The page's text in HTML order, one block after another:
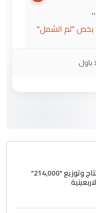
يخص "لم الشمل"
لانضمام
4
متزوج و
بغداد أرغب في
باول
العتبة الحسينية تعلن انتاج وتوزيع "214,000"